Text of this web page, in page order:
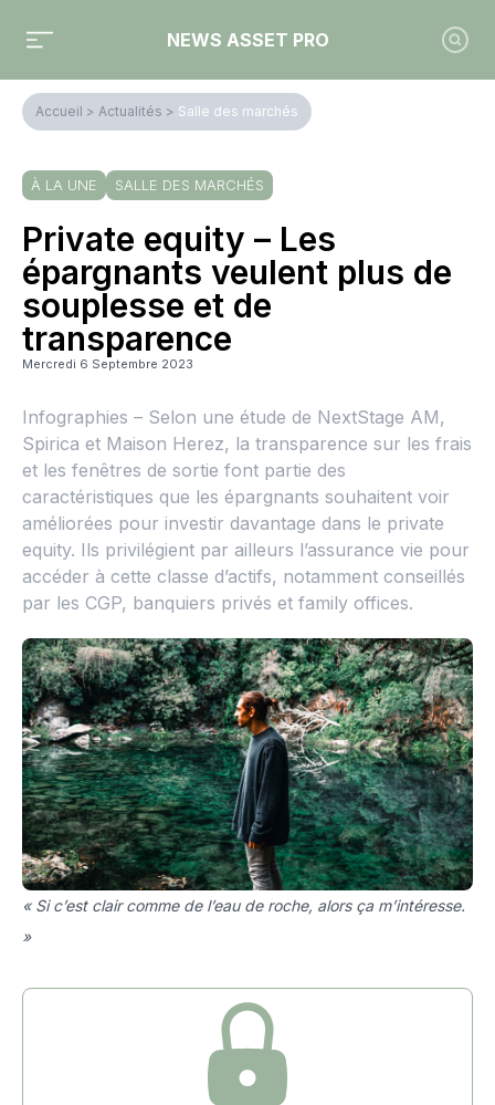
NEWS ASSET PRO
Accueil > Actualités > Salle des marchés
À LA UNE SALLE DES MARCHÉS
Private equity – Les
épargnants veulent plus de
souplesse et de
transparence
Mercredi 6 Septembre 2023
Infographies – Selon une étude de NextStage AM,
Spirica et Maison Herez, la transparence sur les frais
et les fenêtres de sortie font partie des
caractéristiques que les épargnants souhaitent voir
améliorées pour investir davantage dans le private
equity. Ils privilégient par ailleurs l’assurance vie pour
accéder à cette classe d’actifs, notamment conseillés
par les CGP, banquiers privés et family offices.
« Si c’est clair comme de l’eau de roche, alors ça m’intéresse.
»